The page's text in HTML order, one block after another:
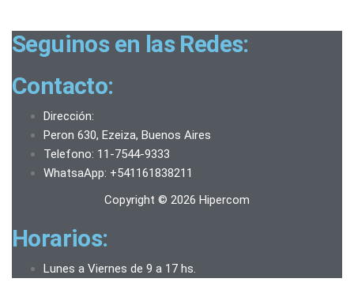
Seguinos en las Redes:
Contacto:
Dirección:
Peron 630, Ezeiza, Buenos Aires
Telefono: 11-7544-9333
WhatsaApp: +541161838211
Copyright © 2026 Hipercom
Horarios:
Lunes a Viernes de 9 a 17 hs.